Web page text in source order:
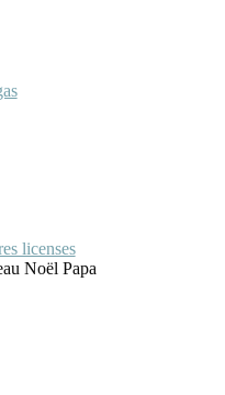
licenses
Noël Papa